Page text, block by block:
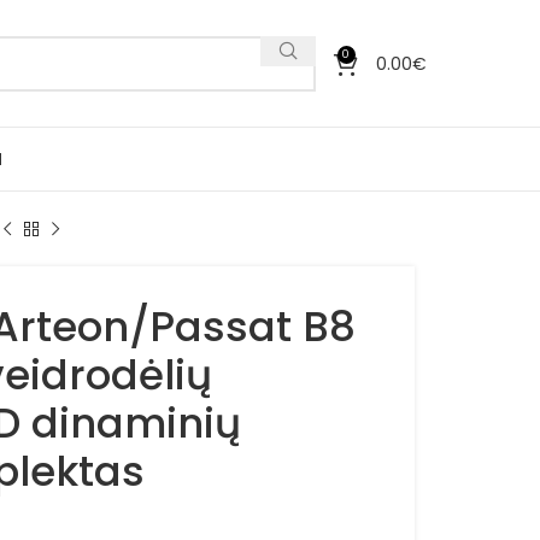
0 0.00€
Passat B8
dinaminių